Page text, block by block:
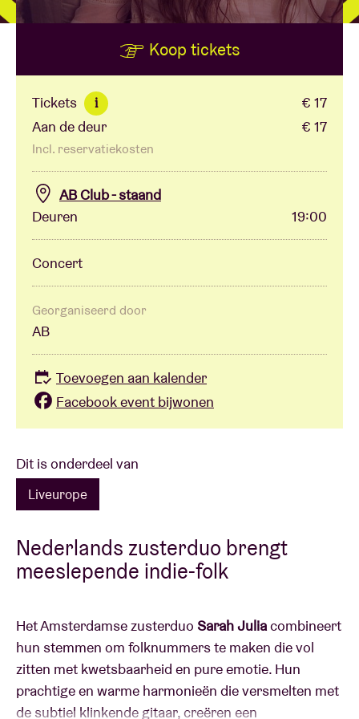
BRDCST
ABtv
Concertcheque
Over AB
Contact
Dit is onderdeel van
Liveurope
Nederlands zusterduo brengt
meeslepende indie-folk
Het Amsterdamse zusterduo Sarah Juliacombineert
hun stemmen om folknummers te maken die vol
zitten met kwetsbaarheid en pure emotie. Hun
prachtige en warme harmonieën die versmelten met
de subtiel klinkende gitaar, creëren een
Koop tickets
Tickets i
€ 17
Aan de deur
€ 17
Incl. reservatiekosten
AB Club - staand
Deuren
19:00
Concert
Georganiseerd door
AB
Toevoegen aan kalender
Facebook event bijwonen